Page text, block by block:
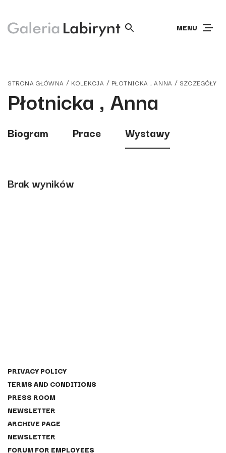
MENU
STRONA GŁÓWNA / KOLEKCJA / PŁOTNICKA , ANNA / SZCZEGÓŁY
Płotnicka , Anna
Biogram Prace Wystawy
Brak wyników
PRIVACY POLICY
TERMS AND CONDITIONS
PRESS ROOM
NEWSLETTER
ARCHIVE PAGE
NEWSLETTER
FORUM FOR EMPLOYEES